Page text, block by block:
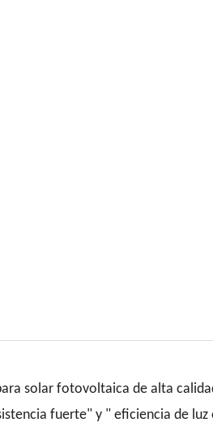
solar fotovoltaica de alta
fuerte" y " eficiencia de luz